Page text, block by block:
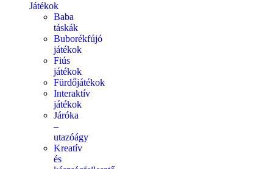
Játékok
Baba
táskák
Buborékfújó
játékok
Fiús
játékok
Fürdőjátékok
Interaktív
játékok
Járóka
–
utazóágy
Kreatív
és